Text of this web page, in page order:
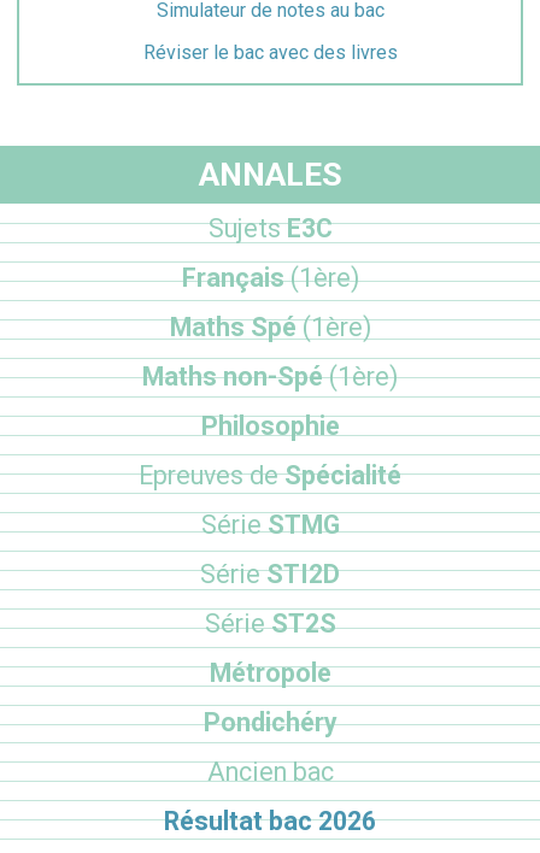
Simulateur de notes au bac
Réviser le bac avec des livres
ANNALES
SujetsE3C
Français(1ère)
Maths Spé(1ère)
Maths non-Spé(1ère)
Philosophie
Epreuves deSpécialité
SérieSTMG
SérieSTI2D
SérieST2S
Métropole
Pondichéry
Ancien bac
Résultat bac 2026